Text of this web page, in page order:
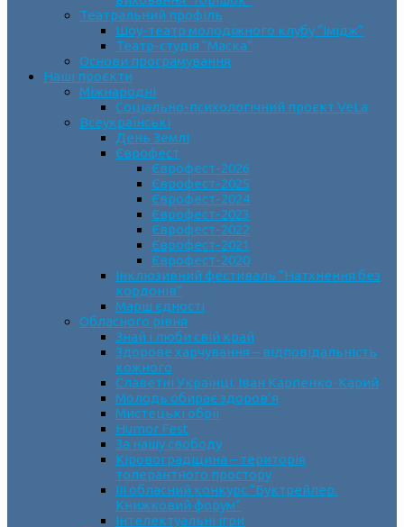
Театральний профіль
Шоу-театр молодіжного клубу “Імідж”
Театр-студія “Маска”
Основи програмування
Наші проєкти
Міжнародні
Соціально-психологічний проєкт VeLa
Всеукраїнські
День Землі
Єврофест
Єврофест-2026
Єврофест-2025
Єврофест-2024
Єврофест-2023
Єврофест-2022
Єврофест-2021
Єврофест-2020
Інклюзивний фестиваль “Натхнення без
кордонів”
Марш єдності
Обласного рівня
Знай і люби свій край
Здорове харчування – відповідальність
кожного
Славетні Українці. Іван Карпенко-Карий
Молодь обирає здоров’я
Мистецькі обрії
Humor Fest
За нашу свободу
Кіровоградщина – територія
толерантного простору
ІII обласний конкурс “Буктрейлер.
Книжковий форум”
Інтелектуальні ігри